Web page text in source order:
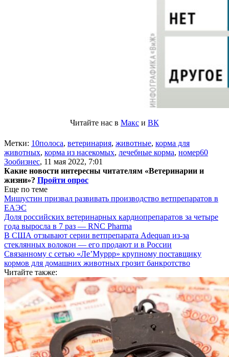
Читайте нас в Макс и ВК
Метки: 10полоса, ветеринария, животные, корма для
животных, корма из насекомых, лечебные корма, номер60
Зообизнес, 11 мая 2022, 7:01
Какие новости интересны читателям «Ветеринарии и
жизни»? Пройти опрос
Еще по теме
Мишустин призвал развивать производство ветпрепаратов в
ЕАЭС
Доля российских ветеринарных кардиопрепаратов за четыре
года выросла в 7 раз — RNC Pharma
В США отзывают серии ветпрепарата Adequan из-за
стеклянных волокон — его продают и в России
Связанному с сетью «Ле’Муррр» крупному поставщику
кормов для домашних животных грозит банкротство
Читайте также: